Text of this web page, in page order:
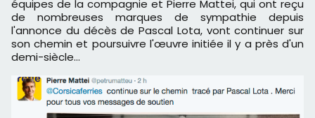
équipes de la compagnie et Pierre Mattei, qui ont reçu
de nombreuses marques de sympathie depuis
l'annonce du décès de Pascal Lota, vont continuer sur
son chemin et poursuivre l'œuvre initiée il y a près d'un
demi-siècle…